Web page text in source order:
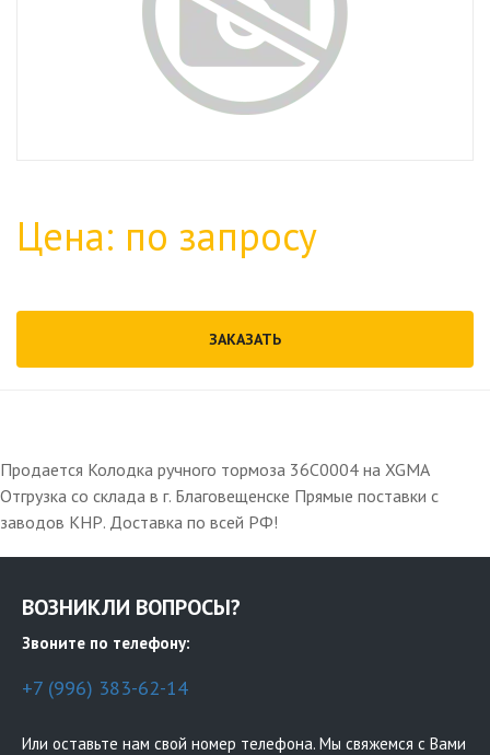
Цена: по запросу
ЗАКАЗАТЬ
Продается Колодка ручного тормоза 36С0004 на XGMA
Отгрузка со склада в г. Благовещенске Прямые поставки с
заводов КНР. Доставка по всей РФ!
ВОЗНИКЛИ ВОПРОСЫ?
Звоните по телефону:
+7 (996) 383-62-14
Или оставьте нам свой номер телефона. Мы свяжемся с Вами